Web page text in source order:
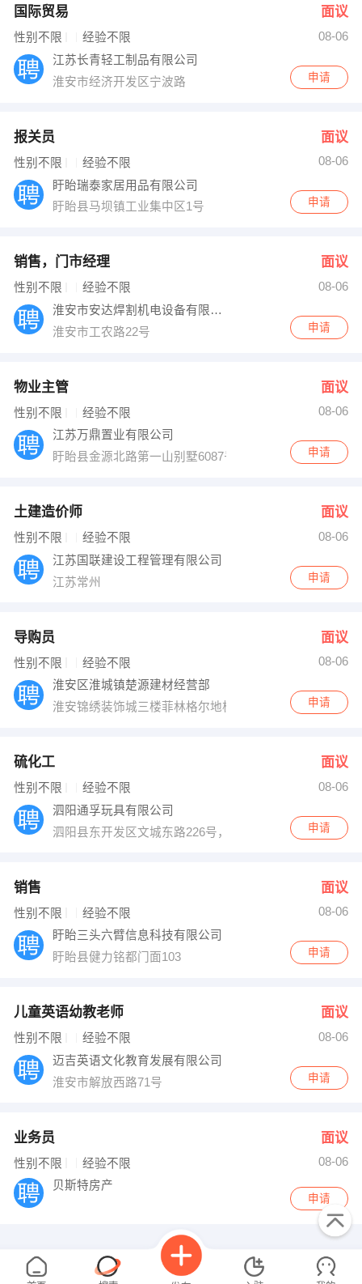
国际贸易 面议
性别不限 经验不限
08-06
江苏长青轻工制品有限公司
淮安市经济开发区宁波路
申请
报关员 面议
性别不限 经验不限
08-06
盱眙瑞泰家居用品有限公司
盱眙县马坝镇工业集中区1号
申请
销售，门市经理 面议
性别不限 经验不限
08-06
淮安市安达焊割机电设备有限公司
淮安市工农路22号
申请
物业主管 面议
性别不限 经验不限
08-06
江苏万鼎置业有限公司
盱眙县金源北路第一山别墅6087号
申请
土建造价师 面议
性别不限 经验不限
08-06
江苏国联建设工程管理有限公司
江苏常州
申请
导购员 面议
性别不限 经验不限
08-06
淮安区淮城镇楚源建材经营部
淮安锦绣装饰城三楼菲林格尔地板旗舰店
申请
硫化工 面议
性别不限 经验不限
08-06
泗阳通孚玩具有限公司
泗阳县东开发区文城东路226号，可乘77路到通孚玩具站
申请
销售 面议
性别不限 经验不限
08-06
盱眙三头六臂信息科技有限公司
盱眙县健力铭都门面103
申请
儿童英语幼教老师 面议
性别不限 经验不限
08-06
迈吉英语文化教育发展有限公司
淮安市解放西路71号
申请
业务员 面议
性别不限 经验不限
08-06
贝斯特房产
申请